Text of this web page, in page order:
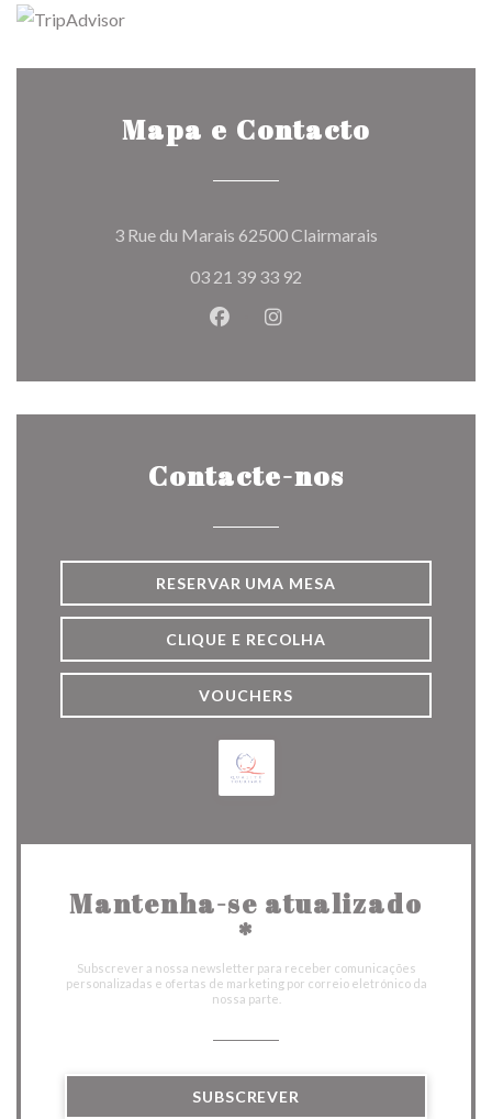
Mapa e Contacto
3 Rue du Marais 62500 Clairmarais
03 21 39 33 92
Facebook ((abre numa nova
Instagram ((abre numa
Contacte-nos
RESERVAR UMA MESA
CLIQUE E RECOLHA
VOUCHERS
Mantenha-se atualizado
*
Subscrever a nossa newsletter para receber comunicações
personalizadas e ofertas de marketing por correio eletrónico da
nossa parte.
SUBSCREVER